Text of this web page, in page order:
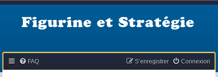
Figurine et Stratégie
FAQ Connexion
S’enregistrer